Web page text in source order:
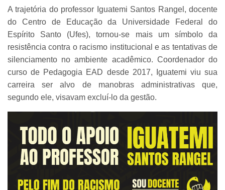
A trajetória do professor Iguatemi Santos Rangel, docente
do Centro de Educação da Universidade Federal do
Espírito Santo (Ufes), tornou-se mais um símbolo da
resistência contra o racismo institucional e as tentativas de
silenciamento no ambiente acadêmico. Coordenador do
curso de Pedagogia EAD desde 2017, Iguatemi viu sua
carreira ser alvo de manobras administrativas que,
segundo ele, visavam excluí-lo da gestão.